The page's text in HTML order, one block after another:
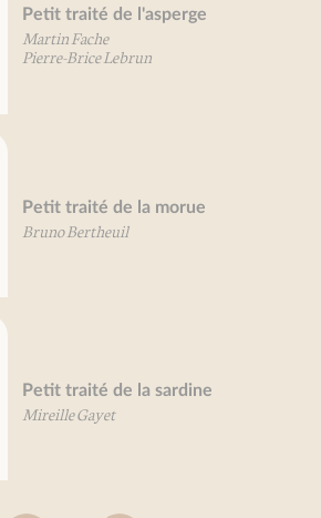
traité de l'asperge
Fache
Brice Lebrun
traité de la morue
Bertheuil
traité de la sardine
Gayet